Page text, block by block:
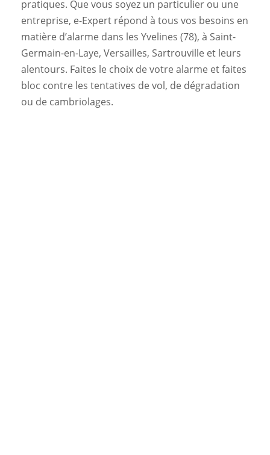
pratiques. Que vous soyez un particulier ou une
entreprise, e-Expert répond à tous vos besoins en
matière d’alarme dans les Yvelines (78), à Saint-
Germain-en-Laye, Versailles, Sartrouville et leurs
alentours. Faites le choix de votre alarme et faites
bloc contre les tentatives de vol, de dégradation
ou de cambriolages.